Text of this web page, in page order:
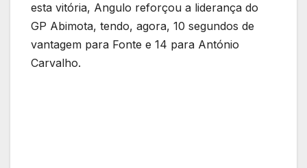
esta vitória, Angulo reforçou a liderança do
GP Abimota, tendo, agora, 10 segundos de
vantagem para Fonte e 14 para António
Carvalho.